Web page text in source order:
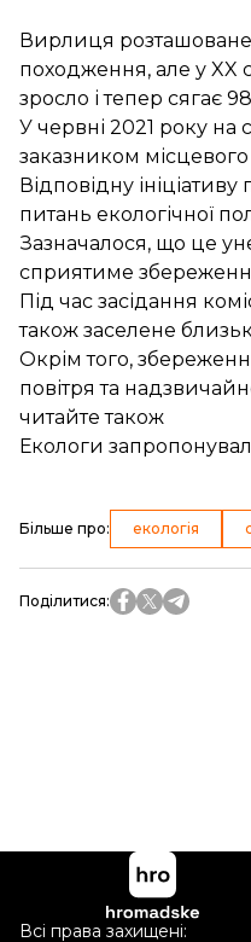
Вирлиця розташоване
походження, але у XX
зросло і тепер сягає
У червні 2021 року на
заказником
Відповідну
питань екологічної
Зазначалося, що це
сприятиме
Під час засідання
також заселене
Окрім того,
повітря та
читайте також
Екологи
Більше про: екологія
Поділитися:
Всі права захищені: